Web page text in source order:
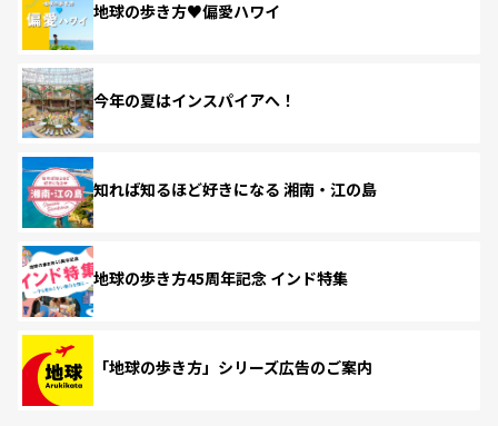
地球の歩き方♥偏愛ハワイ
今年の夏はインスパイアへ！
知れば知るほど好きになる 湘南・江の島
地球の歩き方45周年記念 インド特集
「地球の歩き方」シリーズ広告のご案内